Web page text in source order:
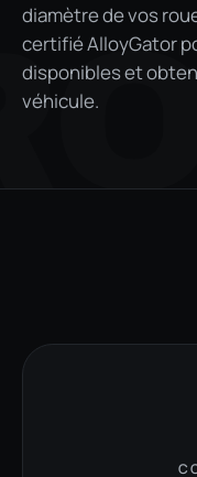
diamètre de vos
certifié AlloyGator
disponibles et
véhicule.